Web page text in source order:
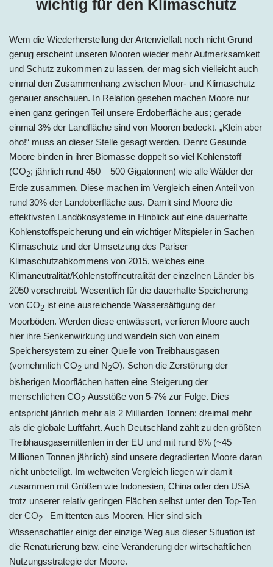
wichtig für den Klimaschutz
Wem die Wiederherstellung der Artenvielfalt noch nicht Grund
genug erscheint unseren Mooren wieder mehr Aufmerksamkeit
und Schutz zukommen zu lassen, der mag sich vielleicht auch
einmal den Zusammenhang zwischen Moor- und Klimaschutz
genauer anschauen. In Relation gesehen machen Moore nur
einen ganz geringen Teil unsere Erdoberfläche aus; gerade
einmal 3% der Landfläche sind von Mooren bedeckt. „Klein aber
oho!“ muss an dieser Stelle gesagt werden. Denn: Gesunde
Moore binden in ihrer Biomasse doppelt so viel Kohlenstoff
(CO2; jährlich rund 450 – 500 Gigatonnen) wie alle Wälder der
Erde zusammen. Diese machen im Vergleich einen Anteil von
rund 30% der Landoberfläche aus. Damit sind Moore die
effektivsten Landökosysteme in Hinblick auf eine dauerhafte
Kohlenstoffspeicherung und ein wichtiger Mitspieler in Sachen
Klimaschutz und der Umsetzung des Pariser
Klimaschutzabkommens von 2015, welches eine
Klimaneutralität/Kohlenstoffneutralität der einzelnen Länder bis
2050 vorschreibt. Wesentlich für die dauerhafte Speicherung
von CO2 ist eine ausreichende Wassersättigung der
Moorböden. Werden diese entwässert, verlieren Moore auch
hier ihre Senkenwirkung und wandeln sich von einem
Speichersystem zu einer Quelle von Treibhausgasen
(vornehmlich CO2 und N2O). Schon die Zerstörung der
bisherigen Moorflächen hatten eine Steigerung der
menschlichen CO2 Ausstöße von 5-7% zur Folge. Dies
entspricht jährlich mehr als 2 Milliarden Tonnen; dreimal mehr
als die globale Luftfahrt. Auch Deutschland zählt zu den größten
Treibhausgasemittenten in der EU und mit rund 6% (~45
Millionen Tonnen jährlich) sind unsere degradierten Moore daran
nicht unbeteiligt. Im weltweiten Vergleich liegen wir damit
zusammen mit Größen wie Indonesien, China oder den USA
trotz unserer relativ geringen Flächen selbst unter den Top-Ten
der CO2– Emittenten aus Mooren. Hier sind sich
Wissenschaftler einig: der einzige Weg aus dieser Situation ist
die Renaturierung bzw. eine Veränderung der wirtschaftlichen
Nutzungsstrategie der Moore.